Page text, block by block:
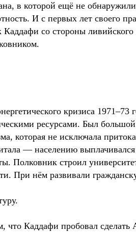
в которой ещё не
И с первых лет своего
со стороны ливийского
кризиса 1971–73
ресурсами. Был
которая не исключала
— населению
Полковник строил
При нём развивали
что Каддафи пробовал